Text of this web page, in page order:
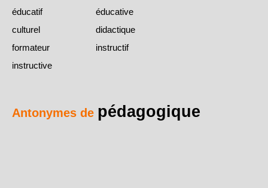
éducatif
éducative
culturel
didactique
formateur
instructif
instructive
Antonymes de pédagogique